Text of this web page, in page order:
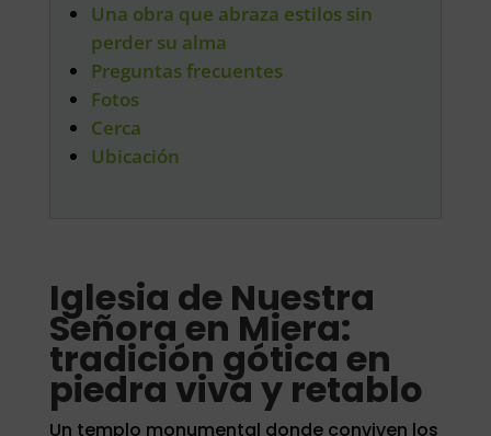
Una obra que abraza estilos sin
perder su alma
Preguntas frecuentes
Fotos
Cerca
Ubicación
Iglesia de Nuestra
Señora en Miera:
tradición gótica en
piedra viva y retablo
Un templo monumental donde conviven los